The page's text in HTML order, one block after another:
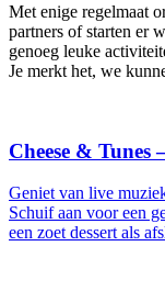
Met enige regelmaat
partners of starten er
genoeg leuke
Je merkt het, we
Cheese & Tunes
Geniet van live
Schuif aan voor een
een zoet dessert als